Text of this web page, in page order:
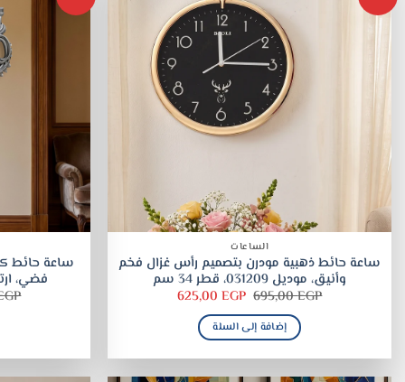
الساعات
ساعة حائط ذهبية مودرن بتصميم رأس غزال فخم
وأنيق، موديل 031209، قطر 34 سم
695,00EGP السعر
هو:
695,00 EGP.
625,00EGP السعر
إضافة إلى السلة
ساعة حائط
فضي، ارتفاع 73 سم،